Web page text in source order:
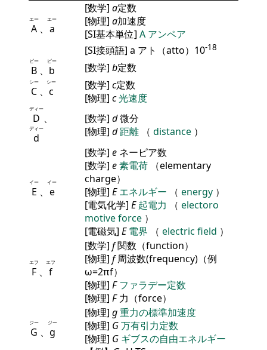
A
エー
、 a
エー
[数学] a定数
[物理] a加速度
[SI基本単位] A アンペア
[SI接頭語] a アト（atto）10-18
B
ビー
、 b
ビー
[数学] b定数
C
シー
、 c
シー [数学] c定数
[物理] c光速度
D
ディー
、
d
ディー
[数学] d微分
[物理] d 距離 （ distance ）
E
イー
、 e
イー
[数学] e ネーピア数
[数学] e素電荷
（elementary
charge）
[物理] E エネルギー （ energy ）
[電気化学] E 起電力 （ electoro
motive force ）
[電磁気] E 電界 （ electric field ）
F
エフ
、 f
エフ
[数学] f関数（function）
[物理] f周波数(frequency)（例
ω=2πf）
[物理] F ファラデー定数
[物理] F力（force）
G
ジー
、 g
ジー
[物理] g重力の標準加速度
[物理] G万有引力定数
[物理] G ギブスの自由エネルギー